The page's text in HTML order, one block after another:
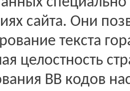
сайта. Они
текста
целостность
BB кодов